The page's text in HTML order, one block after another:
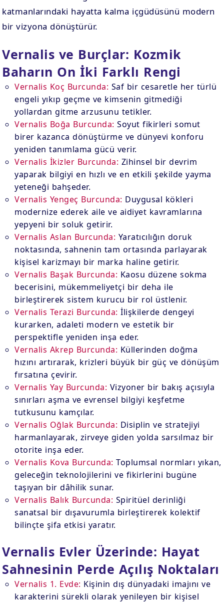
katmanlarındaki hayatta kalma içgüdüsünü modern
bir vizyona dönüştürür.
Vernalis ve Burçlar: Kozmik
Baharın On İki Farklı Rengi
Vernalis Koç Burcunda: Saf bir cesaretle her türlü
engeli yıkıp geçme ve kimsenin gitmediği
yollardan gitme arzusunu tetikler.
Vernalis Boğa Burcunda: Soyut fikirleri somut
birer kazanca dönüştürme ve dünyevi konforu
yeniden tanımlama gücü verir.
Vernalis İkizler Burcunda: Zihinsel bir devrim
yaparak bilgiyi en hızlı ve en etkili şekilde yayma
yeteneği bahşeder.
Vernalis Yengeç Burcunda: Duygusal kökleri
modernize ederek aile ve aidiyet kavramlarına
yepyeni bir soluk getirir.
Vernalis Aslan Burcunda: Yaratıcılığın doruk
noktasında, sahnenin tam ortasında parlayarak
kişisel karizmayı bir marka haline getirir.
Vernalis Başak Burcunda: Kaosu düzene sokma
becerisini, mükemmeliyetçi bir deha ile
birleştirerek sistem kurucu bir rol üstlenir.
Vernalis Terazi Burcunda: İlişkilerde dengeyi
kurarken, adaleti modern ve estetik bir
perspektifle yeniden inşa eder.
Vernalis Akrep Burcunda: Küllerinden doğma
hızını artırarak, krizleri büyük bir güç ve dönüşüm
fırsatına çevirir.
Vernalis Yay Burcunda: Vizyoner bir bakış açısıyla
sınırları aşma ve evrensel bilgiyi keşfetme
tutkusunu kamçılar.
Vernalis Oğlak Burcunda: Disiplin ve stratejiyi
harmanlayarak, zirveye giden yolda sarsılmaz bir
otorite inşa eder.
Vernalis Kova Burcunda: Toplumsal normları yıkan,
geleceğin teknolojilerini ve fikirlerini bugüne
taşıyan bir dâhilik sunar.
Vernalis Balık Burcunda: Spiritüel derinliği
sanatsal bir dışavurumla birleştirerek kolektif
bilinçte şifa etkisi yaratır.
Vernalis Evler Üzerinde: Hayat
Sahnesinin Perde Açılış Noktaları
Vernalis 1. Evde: Kişinin dış dünyadaki imajını ve
karakterini sürekli olarak yenileyen bir kişisel